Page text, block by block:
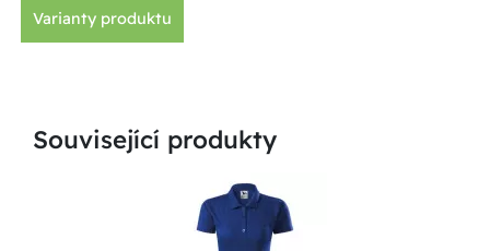
Varianty produktu
Související produkty